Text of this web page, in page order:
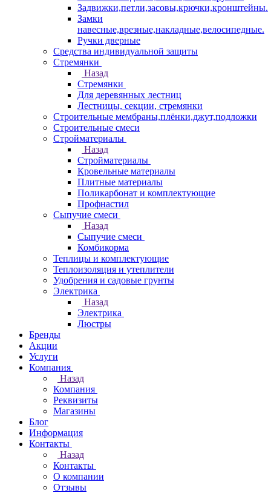
Задвижки,петли,засовы,крючки,кронштейны.
Замки
навесные,врезные,накладные,велосипедные.
Ручки дверные
Средства индивидуальной защиты
Стремянки
Назад
Стремянки
Для деревянных лестниц
Лестницы, секции, стремянки
Строительные мембраны,плёнки,джут,подложки
Строительные смеси
Стройматериалы
Назад
Стройматериалы
Кровельные материалы
Плитные материалы
Поликарбонат и комплектующие
Профнастил
Сыпучие смеси
Назад
Сыпучие смеси
Комбикорма
Теплицы и комплектующие
Теплоизоляция и утеплители
Удобрения и садовые грунты
Электрика
Назад
Электрика
Люстры
Бренды
Акции
Услуги
Компания
Назад
Компания
Реквизиты
Магазины
Блог
Информация
Контакты
Назад
Контакты
О компании
Отзывы